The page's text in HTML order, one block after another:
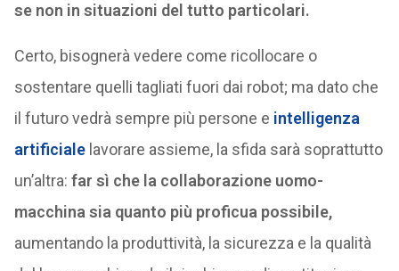
se non in situazioni del tutto particolari.
Certo, bisognerà vedere come ricollocare o
sostentare quelli tagliati fuori dai robot; ma dato che
il futuro vedrà sempre più persone e intelligenza
artificialelavorare assieme, la sfida sarà soprattutto
un’altra: far sì che la collaborazione uomo-
macchina sia quanto più proficua possibile,
aumentando la produttività, la sicurezza e la qualità